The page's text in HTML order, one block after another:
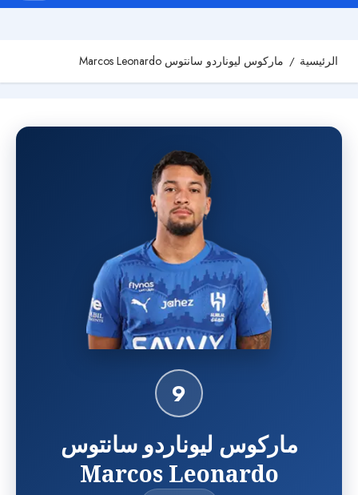
الرئيسية ماركوس ليوناردو سانتوس Marcos Leonardo
9
ماركوس ليوناردو سانتوس
Marcos Leonardo